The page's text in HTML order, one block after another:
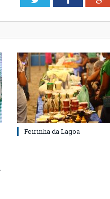
Feirinha da Lagoa